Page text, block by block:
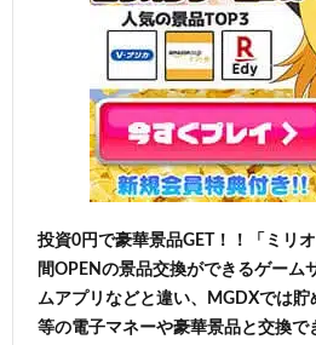
投資0円で豪華景品GET！！「ミリ
間OPENの景品交換ができるゲーム
ムアプリなどと違い、MGDXでは貯
等の電子マネーや豪華景品と交換で